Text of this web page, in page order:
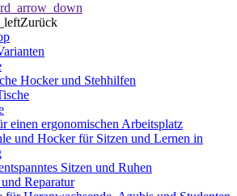
Zurück
Hocker und Stehhilfen
einen ergonomischen Arbeitsplatz
und Hocker für Sitzen und Lernen in
Sitzen und Ruhen
Reparatur